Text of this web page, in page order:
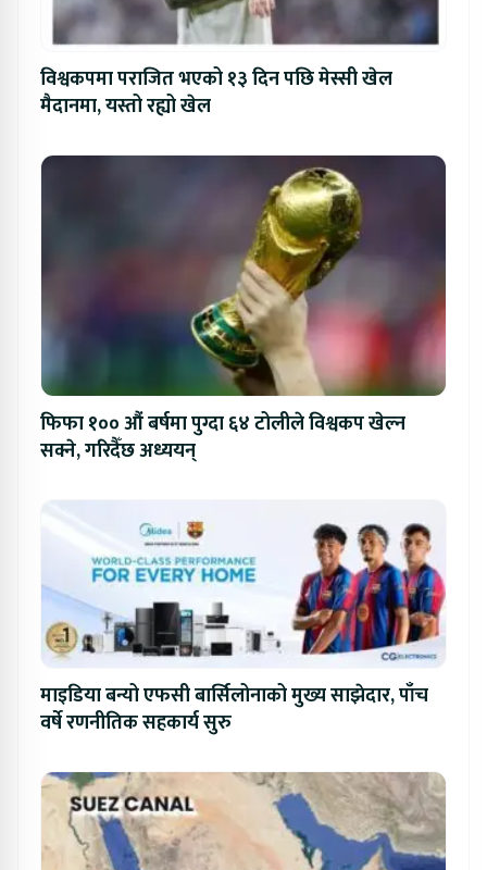
विश्वकपमा पराजित भएको १३ दिन पछि मेस्सी खेल
मैदानमा, यस्तो रह्यो खेल
फिफा १०० औं बर्षमा पुग्दा ६४ टोलीले विश्वकप खेल्न
सक्ने, गरिदैँछ अध्ययन्
माइडिया बन्यो एफसी बार्सिलोनाको मुख्य साझेदार, पाँच
वर्षे रणनीतिक सहकार्य सुरु